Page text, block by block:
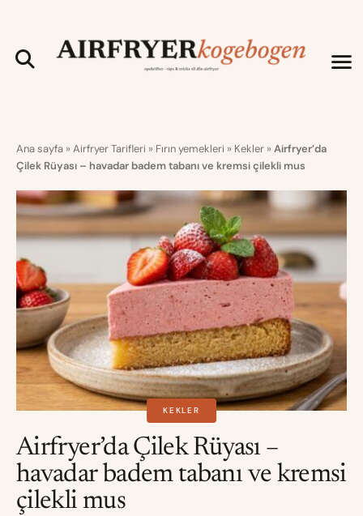
Ana sayfa » Airfryer Tarifleri » Fırın yemekleri » Kekler » Airfryer’da
Çilek Rüyası – havadar badem tabanı ve kremsi çilekli mus
KEKLER
Airfryer’da Çilek Rüyası –
havadar badem tabanı ve kremsi
çilekli mus